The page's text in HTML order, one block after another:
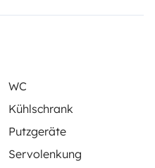
WC
Kühlschrank
Putzgeräte
Servolenkung